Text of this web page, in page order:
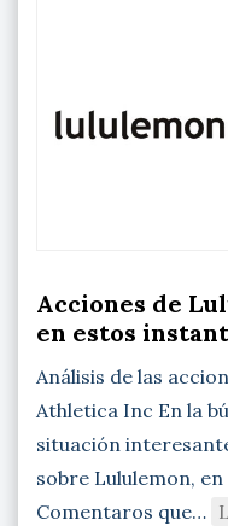
Acciones de
en estos
Análisis de las
Athletica Inc En la
situación
sobre Lululemon,
Comentaros que…